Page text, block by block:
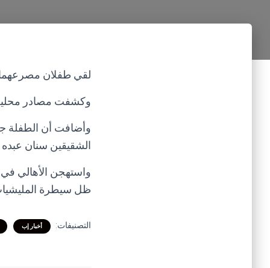
لقي طفلان مصرعهما
وكشفت مصادر محلية
وأضافت أن الطفلة
الشقيقين سنان
واستهجن الأهالي
ظل سيطرة
التصنيفات: أخبار إب